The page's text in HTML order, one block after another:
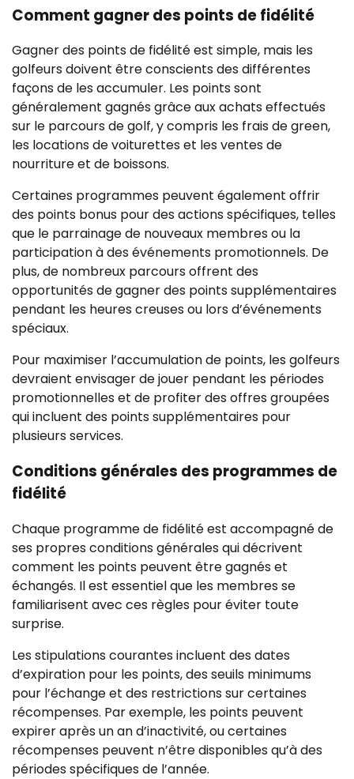
Comment gagner des points de fidélité
Gagner des points de fidélité est simple, mais les
golfeurs doivent être conscients des différentes
façons de les accumuler. Les points sont
généralement gagnés grâce aux achats effectués
sur le parcours de golf, y compris les frais de green,
les locations de voiturettes et les ventes de
nourriture et de boissons.
Certaines programmes peuvent également offrir
des points bonus pour des actions spécifiques, telles
que le parrainage de nouveaux membres ou la
participation à des événements promotionnels. De
plus, de nombreux parcours offrent des
opportunités de gagner des points supplémentaires
pendant les heures creuses ou lors d’événements
spéciaux.
Pour maximiser l’accumulation de points, les golfeurs
devraient envisager de jouer pendant les périodes
promotionnelles et de profiter des offres groupées
qui incluent des points supplémentaires pour
plusieurs services.
Conditions générales des programmes de
fidélité
Chaque programme de fidélité est accompagné de
ses propres conditions générales qui décrivent
comment les points peuvent être gagnés et
échangés. Il est essentiel que les membres se
familiarisent avec ces règles pour éviter toute
surprise.
Les stipulations courantes incluent des dates
d’expiration pour les points, des seuils minimums
pour l’échange et des restrictions sur certaines
récompenses. Par exemple, les points peuvent
expirer après un an d’inactivité, ou certaines
récompenses peuvent n’être disponibles qu’à des
périodes spécifiques de l’année.